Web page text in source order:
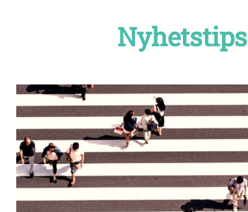
Nyhetstips